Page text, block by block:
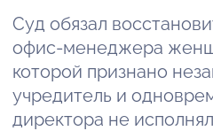
Суд обязал
офис-менеджера
которой признано
учредитель и
директора не